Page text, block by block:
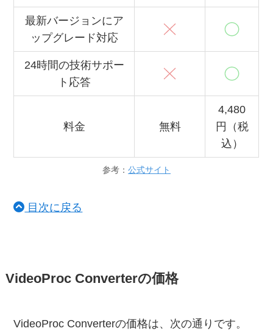
最新バージョンにア
ップグレード対応
24時間の技術サポー
ト応答
料金 無料
4,480
円（税
込）
参考： 公式サイト
目次に戻る
VideoProc Converterの価格
VideoProc Converterの価格は、次の通りです。